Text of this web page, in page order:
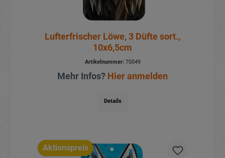
Lufterfrischer Löwe, 3 Düfte sort.,
10x6,5cm
Artikelnummer:70049
Mehr Infos? Hier anmelden
Details
Aktionspreis